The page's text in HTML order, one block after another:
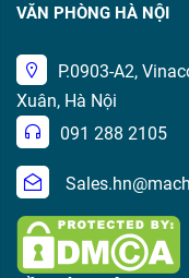
VĂN PHÒNG HÀ NỘI
P.0903-A2,
Xuân, Hà Nội
091 288 2105